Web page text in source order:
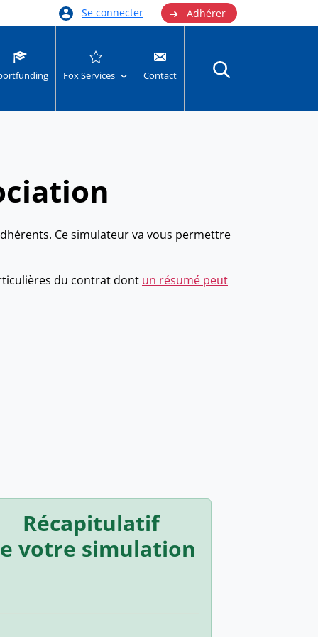
Se connecter ➜ Adhérer
Fox Services Contact
Ce simulateur va vous permettre
du contrat dont un résumé peut
Récapitulatif
votre simulation